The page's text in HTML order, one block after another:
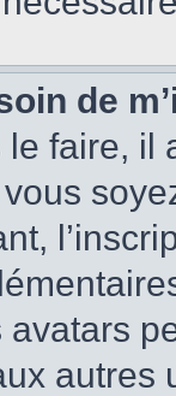
de
faire, il